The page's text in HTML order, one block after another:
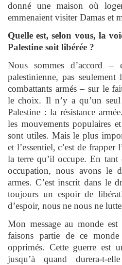
donné une maison où
emmenaient visiter Damas et
Quelle est, selon vous, la
Palestine soit libérée ?
Nous sommes d’accord –
palestinienne, pas
combattants armés – sur le
le choix. Il n’y a qu’un
Palestine : la résistance
les mouvements populaires
sont utiles. Mais le plus
et l’essentiel, c’est de frapper
la terre qu’il occupe. En
occupation, nous avons le
armes. C’est inscrit dans le
toujours un espoir de
d’espoir, nous ne nous ne
Mon message au monde est
faisons partie de ce
opprimés. Cette guerre est
jusqu’à quand durera-t-